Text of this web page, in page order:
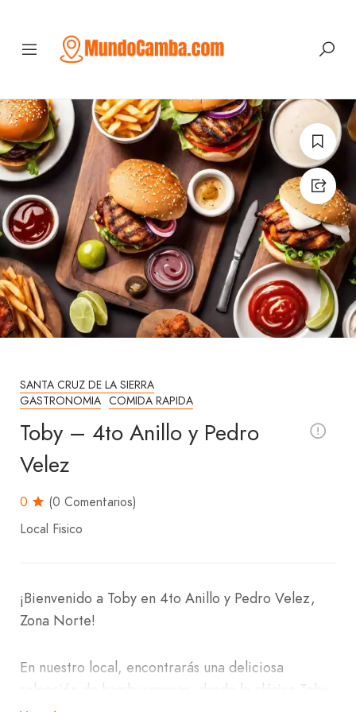
SANTA CRUZ DE LA SIERRA
GASTRONOMIA COMIDA RAPIDA
Toby – 4to Anillo y Pedro
Velez
0
(0 Comentarios)
Local Fisico
¡Bienvenido a Toby en 4to Anillo y Pedro Velez,
Zona Norte!
En nuestro local, encontrarás una deliciosa
selección de hamburguesas, desde la clásica Toby